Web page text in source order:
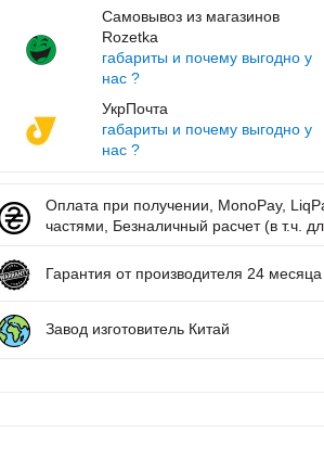
Самовывоз из магазинов
Rozetka
габариты и почему выгодно у
нас ?
УкрПочта
габариты и почему выгодно у
нас ?
Оплата при получении, MonoPay,
частями, Безналичный расчет (в т.ч.
Гарантия от производителя 24 месяца
Завод изготовитель Китай